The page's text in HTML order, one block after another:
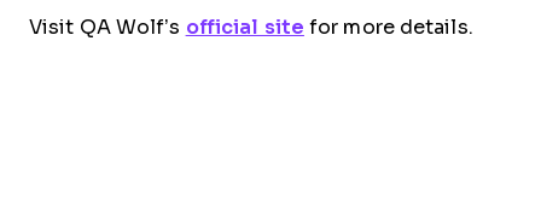
Visit QA Wolf’s official site for more details.